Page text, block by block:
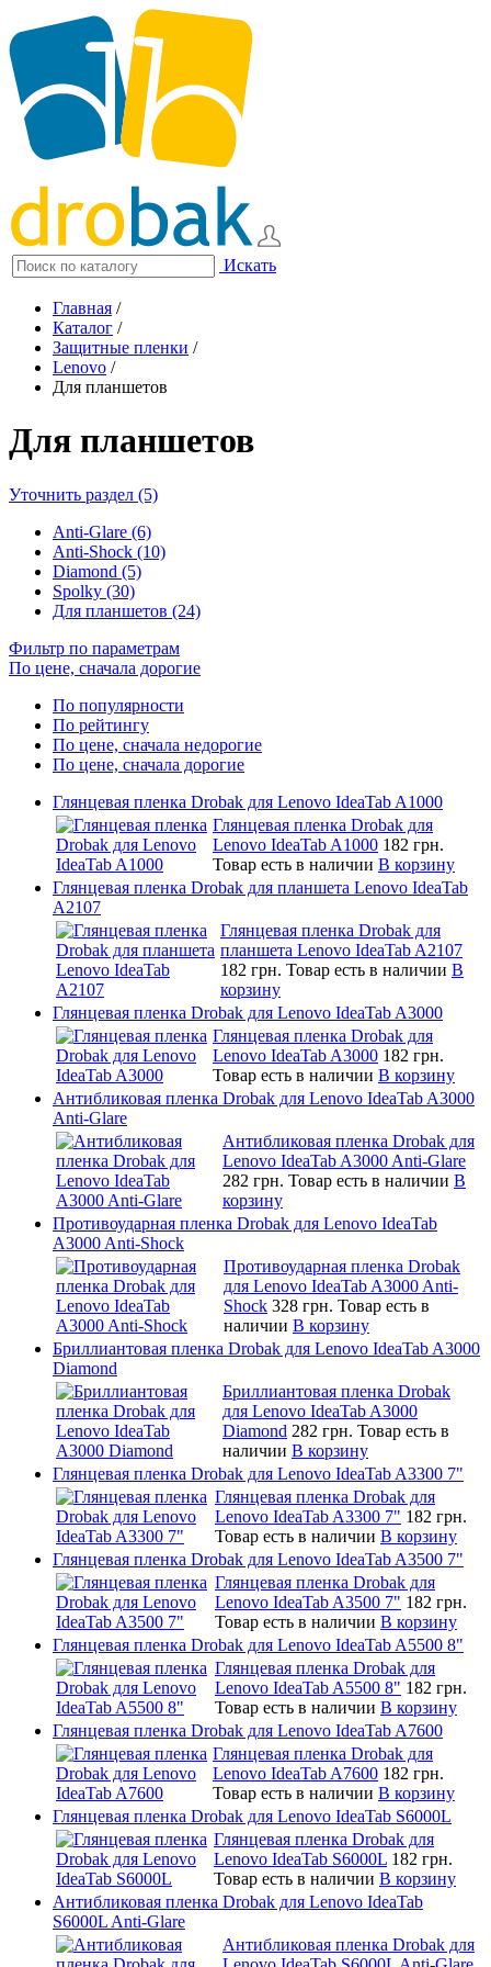
Искать
Главная /
Каталог /
Защитные пленки /
Lenovo /
Для планшетов
Для планшетов
Уточнить раздел (5)
Anti-Glare (6)
Anti-Shock (10)
Diamond (5)
Spolky (30)
Для планшетов (24)
Фильтр по параметрам
По цене, сначала дорогие
По популярности
По рейтингу
По цене, сначала недорогие
По цене, сначала дорогие
Глянцевая пленка Drobak для Lenovo IdeaTab A1000
Глянцевая пленка Drobak для
Lenovo IdeaTab A1000 182 грн.
Товар есть в наличии В корзину
Глянцевая пленка Drobak для планшета Lenovo IdeaTab
A2107
Глянцевая пленка Drobak для
планшета Lenovo IdeaTab A2107
182 грн. Товар есть в наличии В
корзину
Глянцевая пленка Drobak для Lenovo IdeaTab A3000
Глянцевая пленка Drobak для
Lenovo IdeaTab A3000 182 грн.
Товар есть в наличии В корзину
Антибликовая пленка Drobak для Lenovo IdeaTab A3000
Anti-Glare
Антибликовая пленка Drobak для
Lenovo IdeaTab A3000 Anti-Glare
282 грн. Товар есть в наличии В
корзину
Противоударная пленка Drobak для Lenovo IdeaTab
A3000 Anti-Shock
Противоударная пленка Drobak
для Lenovo IdeaTab A3000 Anti-
Shock 328 грн. Товар есть в
наличии В корзину
Бриллиантовая пленка Drobak для Lenovo IdeaTab A3000
Diamond
Бриллиантовая пленка Drobak
для Lenovo IdeaTab A3000
Diamond 282 грн. Товар есть в
наличии В корзину
Глянцевая пленка Drobak для Lenovo IdeaTab A3300 7"
Глянцевая пленка Drobak для
Lenovo IdeaTab A3300 7" 182 грн.
Товар есть в наличии В корзину
Глянцевая пленка Drobak для Lenovo IdeaTab A3500 7"
Глянцевая пленка Drobak для
Lenovo IdeaTab A3500 7" 182 грн.
Товар есть в наличии В корзину
Глянцевая пленка Drobak для Lenovo IdeaTab A5500 8"
Глянцевая пленка Drobak для
Lenovo IdeaTab A5500 8" 182 грн.
Товар есть в наличии В корзину
Глянцевая пленка Drobak для Lenovo IdeaTab A7600
Глянцевая пленка Drobak для
Lenovo IdeaTab A7600 182 грн.
Товар есть в наличии В корзину
Глянцевая пленка Drobak для Lenovo IdeaTab S6000L
Глянцевая пленка Drobak для
Lenovo IdeaTab S6000L 182 грн.
Товар есть в наличии В корзину
Антибликовая пленка Drobak для Lenovo IdeaTab
S6000L Anti-Glare
Антибликовая пленка Drobak для